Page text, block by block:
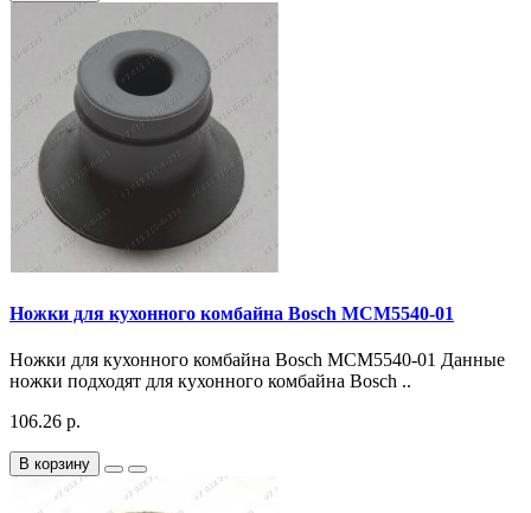
Ножки для кухонного комбайна Bosch MCM5540-01
Ножки для кухонного комбайна Bosch MCM5540-01 Данные
ножки подходят для кухонного комбайна Bosch ..
106.26 р.
В корзину